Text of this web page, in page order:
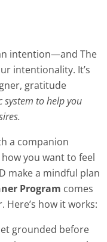
intention—and The
intentionality. It’s
gratitude
system to help you
a companion
you want to feel
make a mindful plan
Program comes
how it works:
grounded before